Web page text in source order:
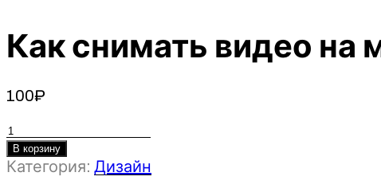
Как снимать видео
100₽
Количество
товара
Как
В корзину
Категория: Дизайн